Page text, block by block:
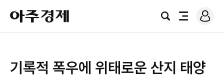
아
주
경
검
전
로
그
기록적 폭우에 위태로운 산지 태양